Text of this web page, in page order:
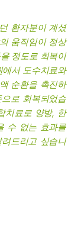
환자분이 계셨
움직임이 정상
정도로 회복이
서 도수치료와
순환을 촉진하
로 회복되었습
치료로 양방, 한
수 없는 효과를
드리고 싶습니